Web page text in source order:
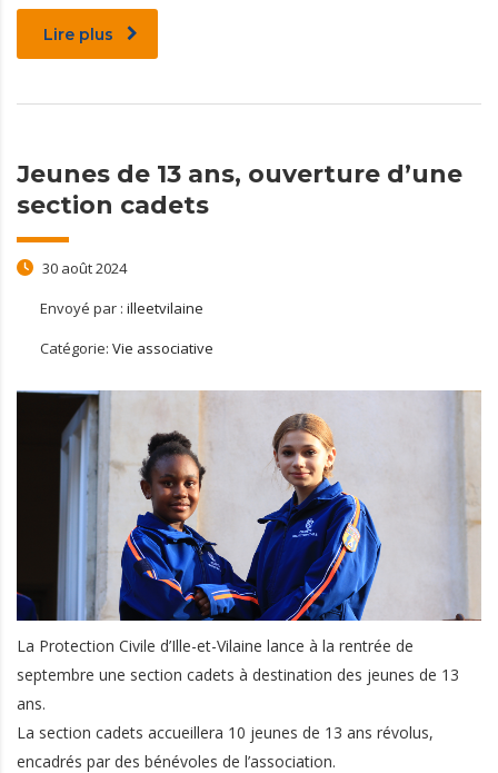
Lire plus
Jeunes de 13 ans, ouverture d’une
section cadets
30 août 2024
Envoyé par : illeetvilaine
Catégorie: Vie associative
La Protection Civile d’Ille-et-Vilaine lance à la rentrée de
septembre une section cadets à destination des jeunes de 13
ans.
La section cadets accueillera 10 jeunes de 13 ans révolus,
encadrés par des bénévoles de l’association.